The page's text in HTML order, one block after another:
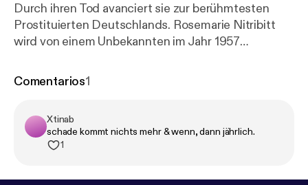
Durch ihren Tod avanciert sie zur berühmtesten
Prostituierten Deutschlands. Rosemarie Nitribitt
wird von einem Unbekannten im Jahr 1957
Industrielle, Ärzte, Politiker und Prominente. Bis
Comentarios1
Xtinab
schade kommt nichts mehr & wenn, dann jährlich.
1